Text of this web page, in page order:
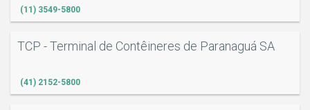
(11) 3549-5800
TCP - Terminal de Contêineres de Paranaguá SA
(41) 2152-5800